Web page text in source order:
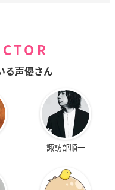
る声優さん
諏訪部順一